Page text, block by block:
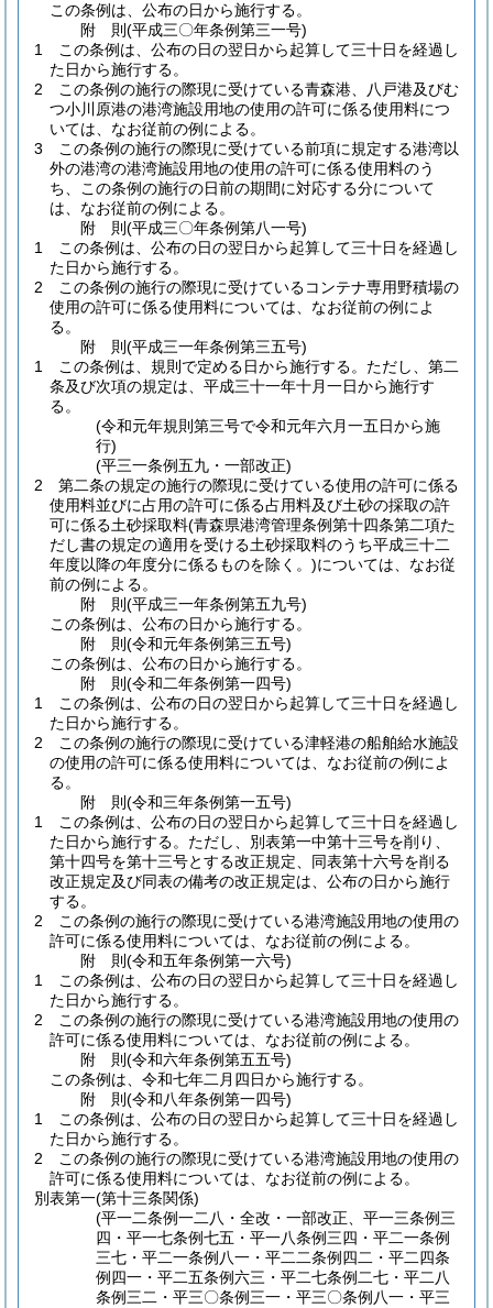
この条例は、公布の日から施行する。
附 則(平成三〇年条例第三一号)
1
この条例は、公布の日の翌日から起算して三十日を経過し
た日から施行する。
2
この条例の施行の際現に受けている青森港、八戸港及びむ
つ小川原港の港湾施設用地の使用の許可に係る使用料につ
いては、なお従前の例による。
3
この条例の施行の際現に受けている前項に規定する港湾以
外の港湾の港湾施設用地の使用の許可に係る使用料のう
ち、この条例の施行の日前の期間に対応する分について
は、なお従前の例による。
附 則(平成三〇年条例第八一号)
1
この条例は、公布の日の翌日から起算して三十日を経過し
た日から施行する。
2
この条例の施行の際現に受けているコンテナ専用野積場の
使用の許可に係る使用料については、なお従前の例によ
る。
附 則(平成三一年条例第三五号)
1
この条例は、規則で定める日から施行する。 ただし、第二
条及び次項の規定は、平成三十一年十月一日から施行す
る。
(令和元年規則第三号で令和元年六月一五日から施
行)
(平三一条例五九・一部改正)
2
第二条の規定の施行の際現に受けている使用の許可に係る
使用料並びに占用の許可に係る占用料及び土砂の採取の許
可に係る土砂採取料(青森県港湾管理条例第十四条第二項た
だし書の規定の適用を受ける土砂採取料のうち平成三十二
年度以降の年度分に係るものを除く。)については、なお従
前の例による。
附 則(平成三一年条例第五九号)
この条例は、公布の日から施行する。
附 則(令和元年条例第三五号)
この条例は、公布の日から施行する。
附 則(令和二年条例第一四号)
1
この条例は、公布の日の翌日から起算して三十日を経過し
た日から施行する。
2
この条例の施行の際現に受けている津軽港の船舶給水施設
の使用の許可に係る使用料については、なお従前の例によ
る。
附 則(令和三年条例第一五号)
1
この条例は、公布の日の翌日から起算して三十日を経過し
た日から施行する。 ただし、別表第一中第十三号を削り、
第十四号を第十三号とする改正規定、同表第十六号を削る
改正規定及び同表の備考の改正規定は、公布の日から施行
する。
2
この条例の施行の際現に受けている港湾施設用地の使用の
許可に係る使用料については、なお従前の例による。
附 則(令和五年条例第一六号)
1
この条例は、公布の日の翌日から起算して三十日を経過し
た日から施行する。
2
この条例の施行の際現に受けている港湾施設用地の使用の
許可に係る使用料については、なお従前の例による。
附 則(令和六年条例第五五号)
この条例は、令和七年二月四日から施行する。
附 則(令和八年条例第一四号)
1
この条例は、公布の日の翌日から起算して三十日を経過し
た日から施行する。
2
この条例の施行の際現に受けている港湾施設用地の使用の
許可に係る使用料については、なお従前の例による。
別表第一(第十三条関係)
(平一二条例一二八・全改・一部改正、平一三条例三
四・平一七条例七五・平一八条例三四・平二一条例
三七・平二一条例八一・平二二条例四二・平二四条
例四一・平二五条例六三・平二七条例二七・平二八
条例三二・平三〇条例三一・平三〇条例八一・平三